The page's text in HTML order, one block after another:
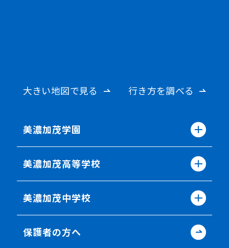
大きい地図で見る 行き方を調べる
美濃加茂学園
美濃加茂高等学校
美濃加茂中学校
保護者の方へ